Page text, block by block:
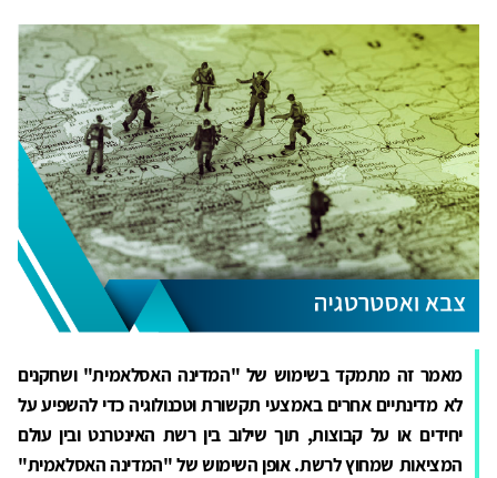
מאמר זה מתמקד בשימוש של "המדינה האסלאמית" ושחקנים
לא מדינתיים אחרים באמצעי תקשורת וטכנולוגיה כדי להשפיע על
יחידים או על קבוצות, תוך שילוב בין רשת האינטרנט ובין עולם
המציאות שמחוץ לרשת. אופן השימוש של "המדינה האסלאמית"